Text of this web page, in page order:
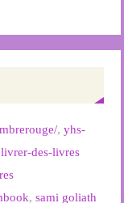
,yhs-
des-livres
,sami goliath